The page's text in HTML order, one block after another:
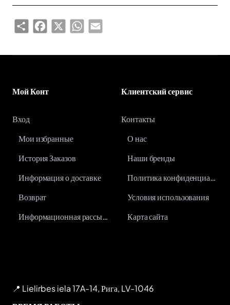
ShareFacebook
X WhatsApp
Email
Мой Конт
Вход
Мои избранные
История Заказов
Информация о доставке
Возврат
Информационная рассылка
Клиентский сервис
Контакты
О нас
Наши бренды
Политика конфиденциальности
Условия использования
Карта сайта
📍 Lielirbes iela 17A-14, Рига, LV-1046